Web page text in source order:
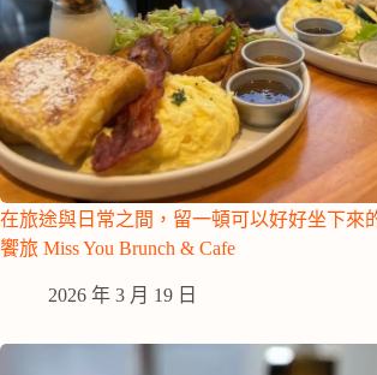
在旅途與日常之間，留一頓可以好好坐下來
饗旅 Miss You Brunch & Cafe
2026 年 3 月 19 日